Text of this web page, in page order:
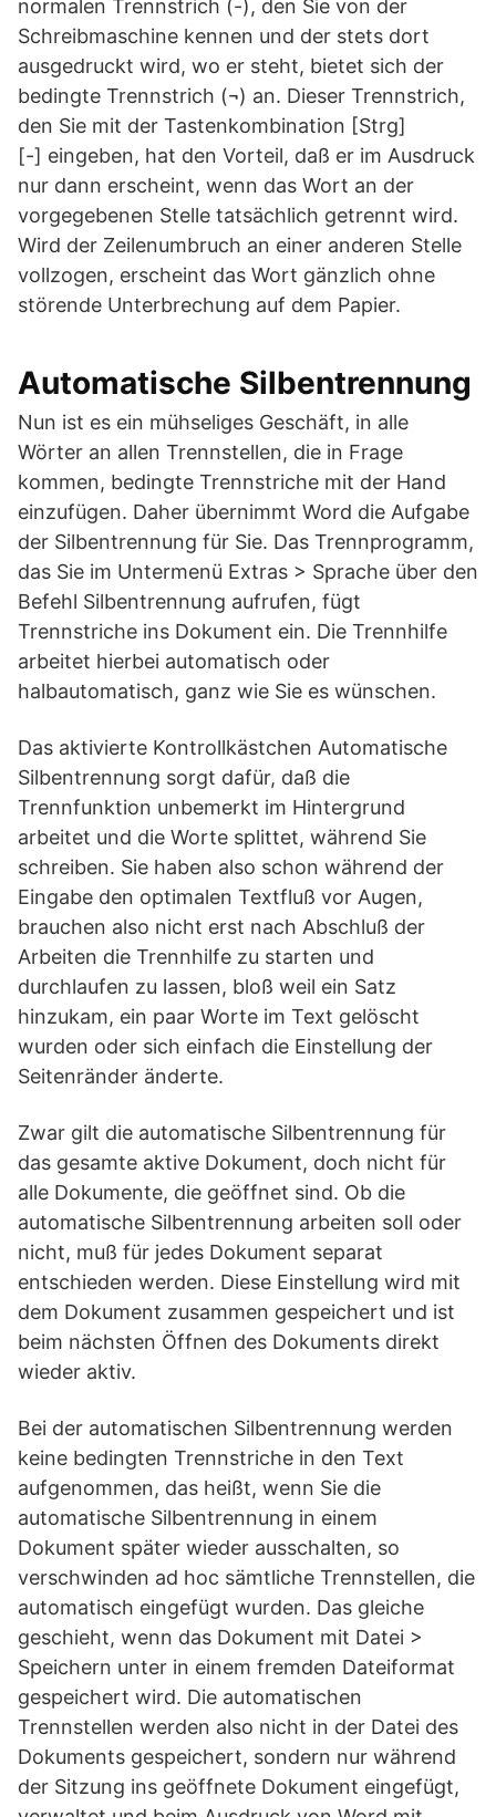
normalen Trennstrich (-), den Sie von der
Schreibmaschine kennen und der stets dort
ausgedruckt wird, wo er steht, bietet sich der
bedingte Trennstrich (¬) an. Dieser Trennstrich,
den Sie mit der Tastenkombination [Strg]
[-] eingeben, hat den Vorteil, daß er im Ausdruck
nur dann erscheint, wenn das Wort an der
vorgegebenen Stelle tatsächlich getrennt wird.
Wird der Zeilenumbruch an einer anderen Stelle
vollzogen, erscheint das Wort gänzlich ohne
störende Unterbrechung auf dem Papier.
Automatische Silbentrennung
Nun ist es ein mühseliges Geschäft, in alle
Wörter an allen Trennstellen, die in Frage
kommen, bedingte Trennstriche mit der Hand
einzufügen. Daher übernimmt Word die Aufgabe
der Silbentrennung für Sie. Das Trennprogramm,
das Sie im Untermenü Extras > Sprache über den
Befehl Silbentrennung aufrufen, fügt
Trennstriche ins Dokument ein. Die Trennhilfe
arbeitet hierbei automatisch oder
halbautomatisch, ganz wie Sie es wünschen.
Das aktivierte Kontrollkästchen Automatische
Silbentrennung sorgt dafür, daß die
Trennfunktion unbemerkt im Hintergrund
arbeitet und die Worte splittet, während Sie
schreiben. Sie haben also schon während der
Eingabe den optimalen Textfluß vor Augen,
brauchen also nicht erst nach Abschluß der
Arbeiten die Trennhilfe zu starten und
durchlaufen zu lassen, bloß weil ein Satz
hinzukam, ein paar Worte im Text gelöscht
wurden oder sich einfach die Einstellung der
Seitenränder änderte.
Zwar gilt die automatische Silbentrennung für
das gesamte aktive Dokument, doch nicht für
alle Dokumente, die geöffnet sind. Ob die
automatische Silbentrennung arbeiten soll oder
nicht, muß für jedes Dokument separat
entschieden werden. Diese Einstellung wird mit
dem Dokument zusammen gespeichert und ist
beim nächsten Öffnen des Dokuments direkt
wieder aktiv.
Bei der automatischen Silbentrennung werden
keine bedingten Trennstriche in den Text
aufgenommen, das heißt, wenn Sie die
automatische Silbentrennung in einem
Dokument später wieder ausschalten, so
verschwinden ad hoc sämtliche Trennstellen, die
automatisch eingefügt wurden. Das gleiche
geschieht, wenn das Dokument mit Datei >
Speichern unter in einem fremden Dateiformat
gespeichert wird. Die automatischen
Trennstellen werden also nicht in der Datei des
Dokuments gespeichert, sondern nur während
der Sitzung ins geöffnete Dokument eingefügt,